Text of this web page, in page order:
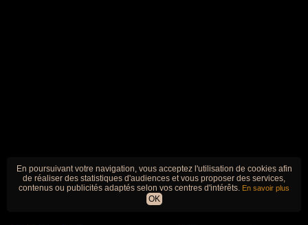
En poursuivant votre navigation, vous acceptez l'utilisation de cookies afin
de réaliser des statistiques d'audiences et vous proposer des services,
contenus ou publicités adaptés selon vos centres d'intérêts. En savoir plus
OK